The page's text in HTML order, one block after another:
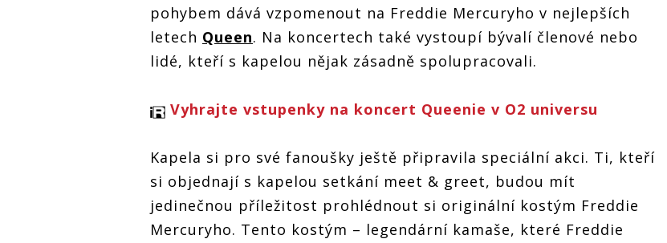
pohybem dává vzpomenout na Freddie Mercuryho v nejlepších
letech Queen. Na koncertech také vystoupí bývalí členové nebo
lidé, kteří s kapelou nějak zásadně spolupracovali.
Vyhrajte vstupenky na koncert Queenie v O2 universu
Kapela si pro své fanoušky ještě připravila speciální akci. Ti, kteří
si objednají s kapelou setkání meet & greet, budou mít
jedinečnou příležitost prohlédnout si originální kostým Freddie
Mercuryho. Tento kostým – legendární kamaše, které Freddie